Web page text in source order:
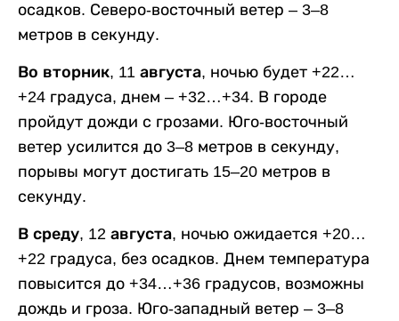
осадков. Северо-восточный ветер – 3–8
метров в секунду.
Во вторник, 11 августа, ночью будет +22…
+24 градуса, днем – +32…+34. В городе
пройдут дожди с грозами. Юго-восточный
ветер усилится до 3–8 метров в секунду,
порывы могут достигать 15–20 метров в
секунду.
В среду, 12 августа, ночью ожидается +20…
+22 градуса, без осадков. Днем температура
повысится до +34…+36 градусов, возможны
дождь и гроза. Юго-западный ветер – 3–8